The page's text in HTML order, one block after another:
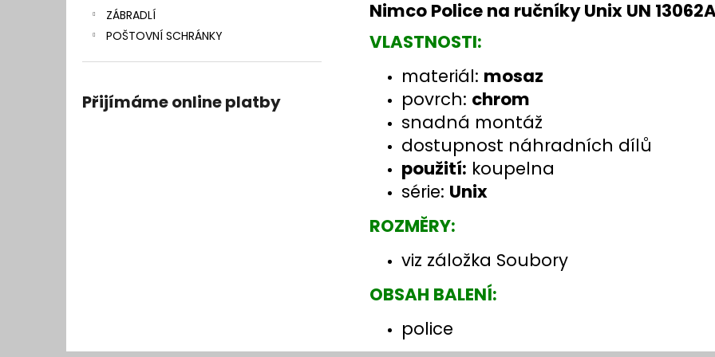
ZÁBRADLÍ
POŠTOVNÍ SCHRÁNKY
Přijímáme online platby
Nimco Police na ručníky Unix UN
VLASTNOSTI:
materiál: mosaz
povrch: chrom
snadná montáž
dostupnost náhradních dílů
použití: koupelna
série: Unix
ROZMĚRY:
viz záložka Soubory
OBSAH BALENÍ:
police